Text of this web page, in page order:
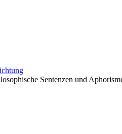
Sentenzen und